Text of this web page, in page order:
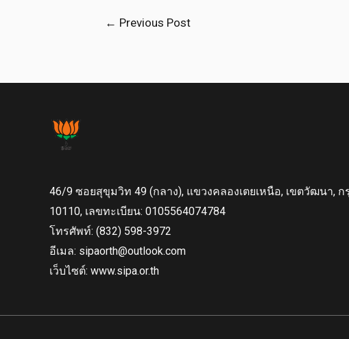
← Previous Post
46/9 ซอยสุขุมวิท 49 (กลาง), แขวงคลองเตยเหนือ, เขตวัฒนา,
10110, เลขทะเบียน: 0105564074784
โทรศัพท์: (832) 598-3972
อีเมล: sipaorth@outlook.com
เว็บไซต์: www.sipa.or.th